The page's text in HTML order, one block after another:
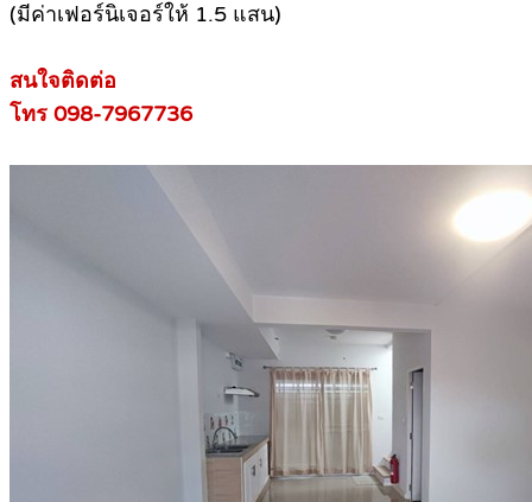
(มีค่าเฟอร์นิเจอร์ให้ 1.5 แสน)
สนใจติดต่อ
โทร 098-7967736